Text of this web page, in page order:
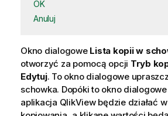
OK
Anuluj
Okno dialogowe Lista kopii w
otworzyć za pomocą opcji Tryb
Edytuj. To okno dialogowe
schowka. Dopóki to okno
aplikacja QlikView będzie działać